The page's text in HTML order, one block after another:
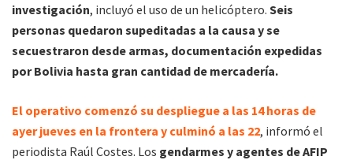
investigación, incluyó el uso de un helicóptero. Seis
personas quedaron supeditadas a la causa y se
secuestraron desde armas, documentación expedidas
por Bolivia hasta gran cantidad de mercadería.
El operativo comenzó su despliegue a las 14 horas de
ayer jueves en la frontera y culminó a las 22, informó el
periodista Raúl Costes. Los gendarmes y agentes de AFIP